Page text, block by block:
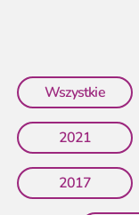
Wszystkie
2021
2017